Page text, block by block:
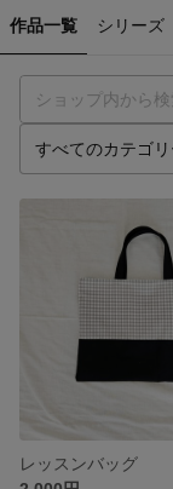
作品一覧 シリーズ
レッスンバッグ